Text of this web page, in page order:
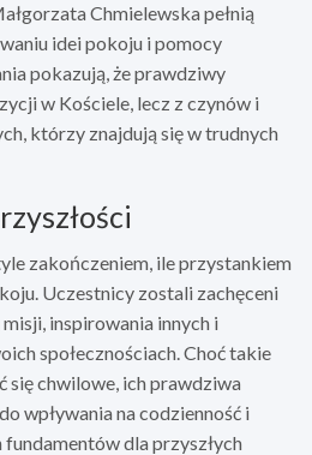
Chmielewska pełnią
idei pokoju i pomocy
pokazują, że prawdziwy
w Kościele, lecz z czynów i
którzy znajdują się w trudnych
zakończeniem, ile przystankiem
Uczestnicy zostali zachęceni
inspirowania innych i
społecznościach. Choć takie
się chwilowe, ich prawdziwa
wpływania na codzienność i
dla przyszłych